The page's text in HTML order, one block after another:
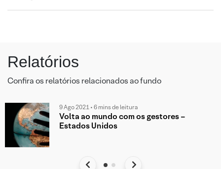
Relatórios
Confira os relatórios relacionados ao fundo
9 Ago 2021 • 6 mins de leitura
Volta ao mundo com os gestores –
Estados Unidos